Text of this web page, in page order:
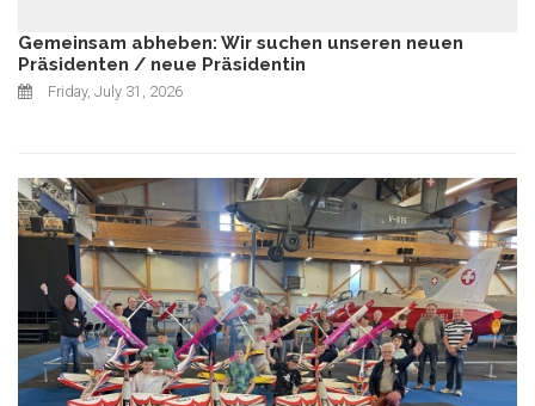
Gemeinsam abheben: Wir suchen unseren neuen
Präsidenten / neue Präsidentin
Friday, July 31, 2026